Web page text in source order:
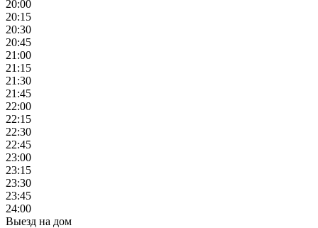
20:00
20:15
20:30
20:45
21:00
21:15
21:30
21:45
22:00
22:15
22:30
22:45
23:00
23:15
23:30
23:45
24:00
Выезд на дом